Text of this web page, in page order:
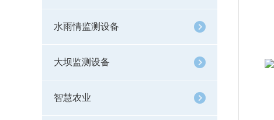
水雨情监测设备
大坝监测设备
智慧农业